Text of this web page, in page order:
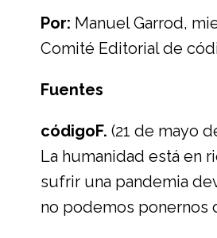
Por: Manuel Garrod,
Comité Editorial de
Fuentes
códigoF. (21 de mayo
La humanidad está en
sufrir una pandemia
no podemos ponernos